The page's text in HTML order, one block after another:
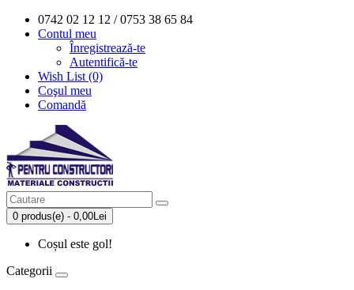
0742 02 12 12 / 0753 38 65 84
Contul meu
Înregistrează-te
Autentifică-te
Wish List (0)
Coşul meu
Comandă
0 produs(e) - 0,00Lei
Coșul este gol!
Categorii